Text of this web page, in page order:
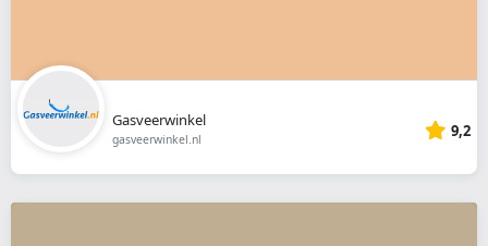
Gasveerwinkel
gasveerwinkel.nl 9,2